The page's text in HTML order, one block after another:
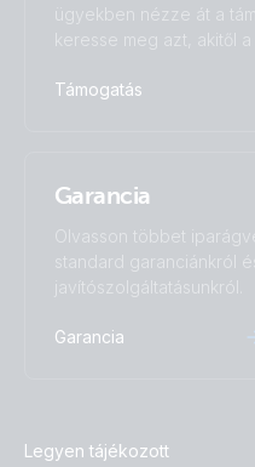
ügyekben nézze át a
keresse meg azt, akitől
Támogatás
Garancia
Olvasson többet
standard garanciánkról
javítószolgáltatásunkról.
Garancia
Legyen tájékozott